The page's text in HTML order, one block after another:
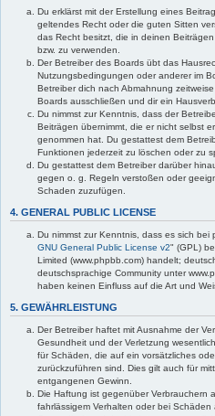
Du erklärst mit der Erstellung eines
geltendes Recht oder die guten Sitten
das Recht besitzt, die in deinen
bzw. zu verwenden.
Der Betreiber des Boards übt das
Nutzungsbedingungen oder anderer im
Betreiber dich nach Abmahnung
Boards ausschließen und dir ein
Du nimmst zur Kenntnis, dass der
Beiträgen übernimmt, die er nicht selbst
genommen hat. Du gestattest dem
Funktionen jederzeit zu löschen oder zu
Du gestattest dem Betreiber darüber
gegen o. g. Regeln verstoßen oder
Schaden zuzufügen.
4. GENERAL PUBLIC LICENSE
Du nimmst zur Kenntnis, dass es sich bei
GNU General Public License v2" (GPL)
Limited (www.phpbb.com) handelt;
deutschsprachige Community unter
haben keinen Einfluss auf die Art und
5. GEWÄHRLEISTUNG
Der Betreiber haftet mit Ausnahme der
Gesundheit und der Verletzung
für Schäden, die auf ein vorsätzliches
zurückzuführen sind. Dies gilt auch für
entgangenen Gewinn.
Die Haftung ist gegenüber Verbrauchern
fahrlässigem Verhalten oder bei